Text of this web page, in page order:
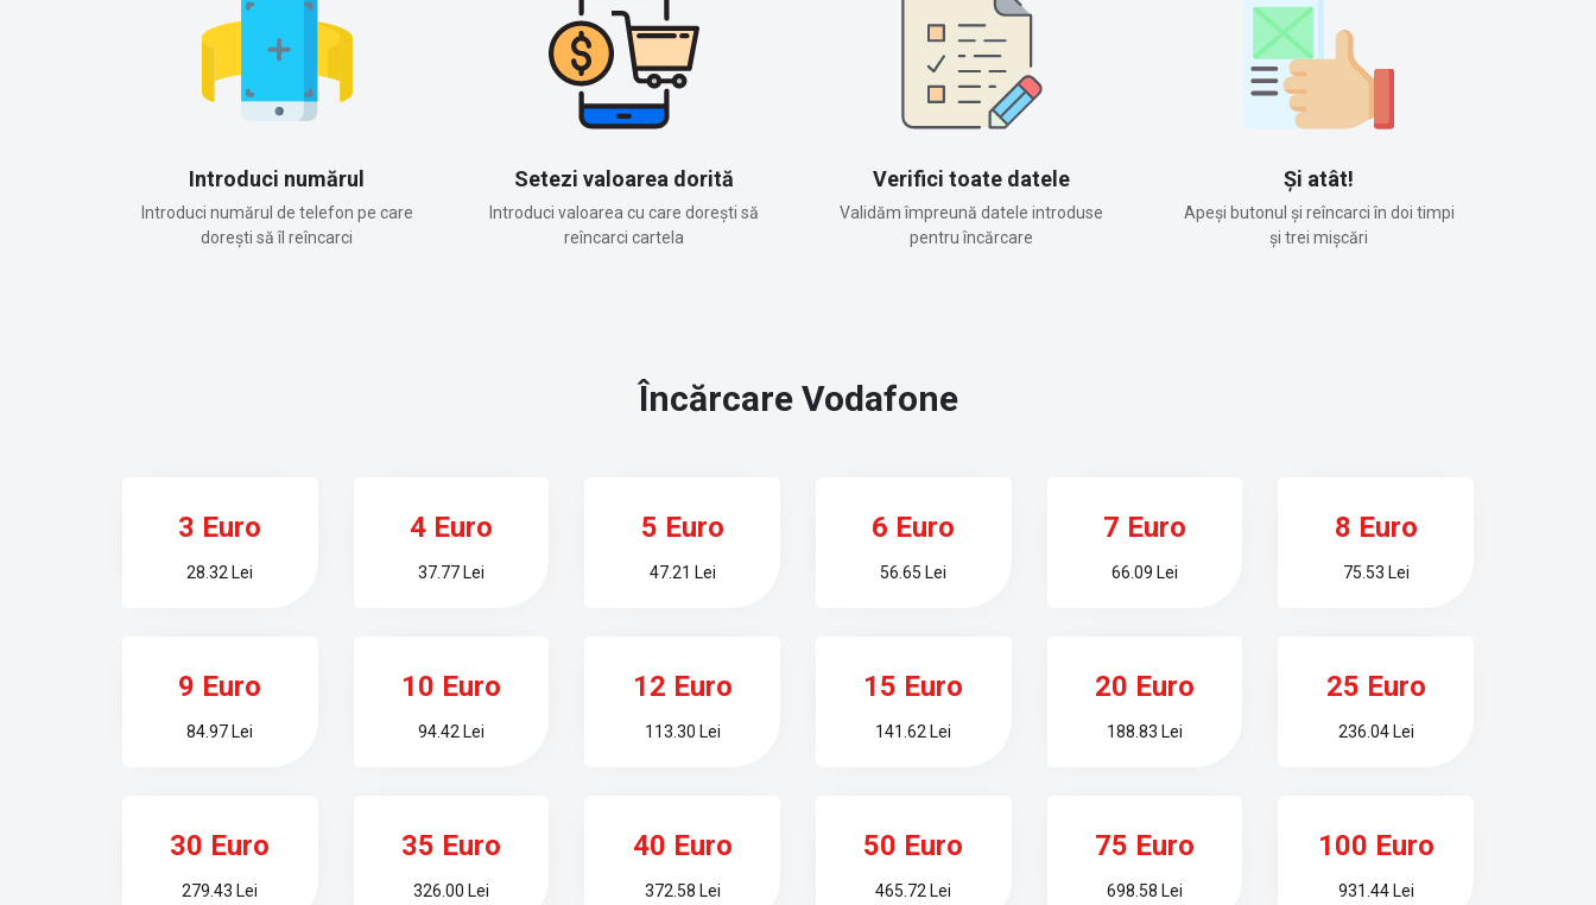
Introduci numărul
Introduci numărul de telefon pe care
dorești să îl reîncarci
Setezi valoarea dorită
Introduci valoarea cu care dorești să
reîncarci cartela
Verifici toate datele
Validăm împreună datele introduse
pentru încărcare
Și atât!
Apeși butonul și reîncarci în doi timpi
și trei mișcări
Încărcare Vodafone
3 Euro
28.32 Lei
4 Euro
37.77 Lei
5 Euro
47.21 Lei
6 Euro
56.65 Lei
7 Euro
66.09 Lei
8 Euro
75.53 Lei
9 Euro
84.97 Lei
10 Euro
94.42 Lei
12 Euro
113.30 Lei
15 Euro
141.62 Lei
20 Euro
188.83 Lei
25 Euro
236.04 Lei
30 Euro
279.43 Lei
35 Euro
326.00 Lei
40 Euro
372.58 Lei
50 Euro
465.72 Lei
75 Euro
698.58 Lei
100 Euro
931.44 Lei